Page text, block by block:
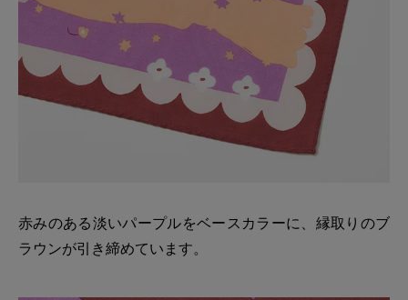
赤みのある淡いパープルをベースカラーに、縁取りのブ
ラウンが引き締めています。